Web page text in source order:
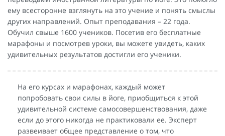
ему всесторонне взглянуть на это учение и понять смыслы
других направлений. Опыт преподавания – 22 года.
Обучил свыше 1600 учеников. Посетив его бесплатные
марафоны и посмотрев уроки, вы можете увидеть, каких
удивительных результатов достигли его ученики.
На его курсах и марафонах, каждый может
попробовать свои силы в йоге, приобщиться к этой
удивительной системе самосовершенствования, даже
если до этого никогда не практиковали ее. Эксперт
развеивает общее представление о том, что